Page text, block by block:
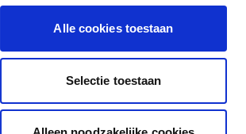
Alle cookies toestaan
Selectie toestaan